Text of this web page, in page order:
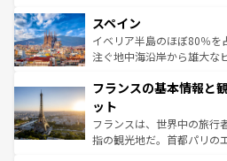
ろん、トスカーナの美しい
景など、自然景観も見逃せ
ピザやパスタなど、絶品の
ませてくれるイタリアで、
なお、新着のイタリア情報は
しい。
スペイン
イベリア半島のほぼ80％を
注ぐ地中海沿岸から雄大な
文化が根付くこの国では、
れる闘牛、そして美味しい
る。首都マドリードの洗練
アートに溢れた街角から、
フランスの基本情報と
ット
フランスは、世界中の旅行
指の観光地だ。首都パリの